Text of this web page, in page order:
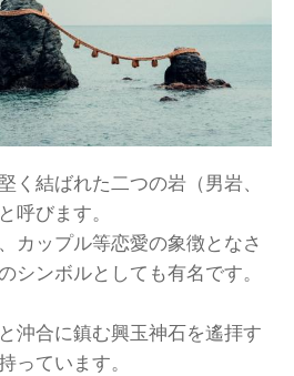
く結ばれた二つの岩（男岩、
呼びます。
カップル等恋愛の象徴となさ
シンボルとしても有名です。
沖合に鎮む興玉神石を遙拝す
っています。